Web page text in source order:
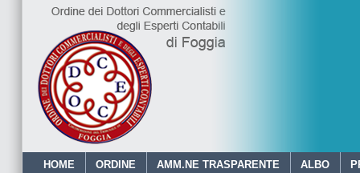
HOME ORDINE AMM.NE TRASPARENTE ALBO